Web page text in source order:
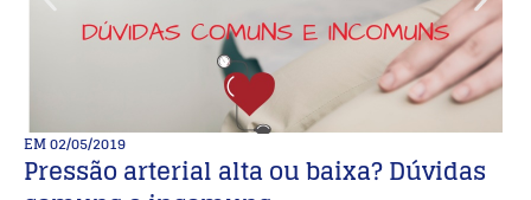
EM02/05/2019
Pressão arterial alta ou baixa? Dúvidas